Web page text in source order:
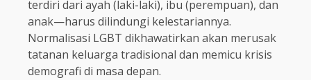
terdiri dari ayah (laki-laki), ibu (perempuan), dan
anak—harus dilindungi kelestariannya.
Normalisasi LGBT dikhawatirkan akan merusak
tatanan keluarga tradisional dan memicu krisis
demografi di masa depan.